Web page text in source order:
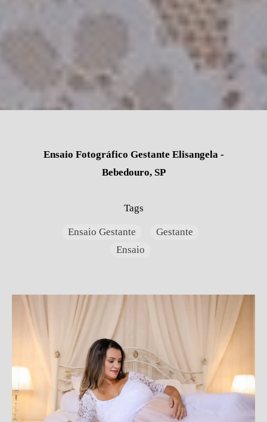
Ensaio Fotográfico Gestante Elisangela -
Bebedouro, SP
Tags
Ensaio Gestante
Gestante
Ensaio